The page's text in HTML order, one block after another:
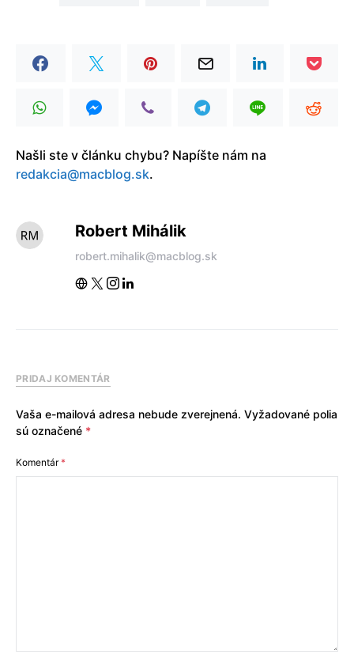
Našli ste v článku chybu? Napíšte nám na
redakcia@macblog.sk.
Robert Mihálik
robert.mihalik@macblog.sk
PRIDAJ KOMENTÁR
Vaša e-mailová adresa nebude zverejnená. Vyžadované polia
sú označené *
Komentár*